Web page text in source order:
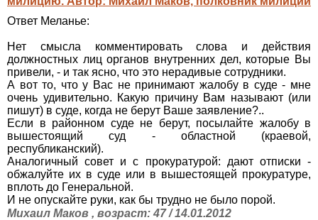
Ответ Меланье:
Нет смысла комментировать слова и действия
должностных лиц органов внутренних дел, которые Вы
привели, - и так ясно, что это нерадивые сотрудники.
А вот то, что у Вас не принимают жалобу в суде - мне
очень удивительно. Какую причину Вам называют (или
пишут) в суде, когда не берут Ваше заявление?..
Если в районном суде не берут, посылайте жалобу в
вышестоящий суд - областной (краевой,
республиканский).
Аналогичный совет и с прокуратурой: дают отписки -
обжалуйте их в суде или в вышестоящей прокуратуре,
вплоть до Генеральной.
И не опускайте руки, как бы трудно не было порой.
Михаил Маков , возраст: 47 / 14.01.2012